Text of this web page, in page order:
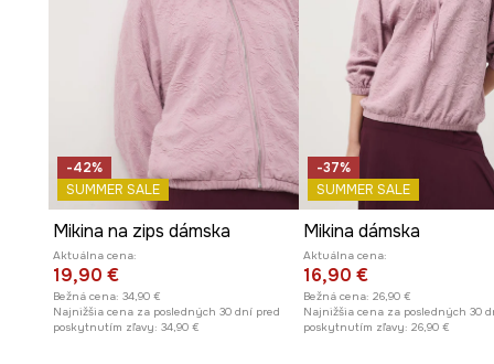
Spodná časť a manžety s patentom pomáhajú udržať
Jednofarebný dizajn dodáva mikine jedinečný
Ležérny štýl znamená, že mikina je ideálna na
-42%
SUMMER SALE
Mikina na zips dámska
Aktuálna cena:
19,90 €
Bežná cena: 34,90 €
Najnižšia cena za posledných 30 dní pred
poskytnutím zľavy: 34,90 €
-37%
SUMMER SALE
Mikina dámska
Aktuálna cena:
16,90 €
Bežná cena: 26,90 €
Najnižšia cena za posledných 30
poskytnutím zľavy: 26,90 €